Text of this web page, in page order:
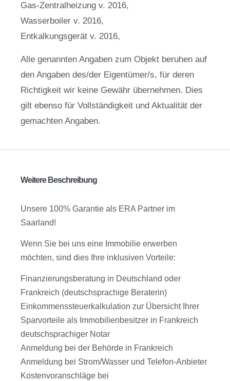
Gas-Zentralheizung v. 2016,
Wasserboiler v. 2016,
Entkalkungsgerät v. 2016,
Alle genannten Angaben zum Objekt beruhen auf
den Angaben des/der Eigentümer/s, für deren
Richtigkeit wir keine Gewähr übernehmen. Dies
gilt ebenso für Vollständigkeit und Aktualität der
gemachten Angaben.
Weitere Beschreibung
Unsere 100% Garantie als ERA Partner im
Saarland!
Wenn Sie bei uns eine Immobilie erwerben
möchten, sind dies Ihre inklusiven Vorteile:
Finanzierungsberatung in Deutschland oder
Frankreich (deutschsprachige Beraterin)
Einkommenssteuerkalkulation zur Übersicht Ihrer
Sparvorteile als Immobilienbesitzer in Frankreich
deutschsprachiger Notar
Anmeldung bei der Behörde in Frankreich
Anmeldung bei Strom/Wasser und Telefon-Anbieter
Kostenvoranschläge bei